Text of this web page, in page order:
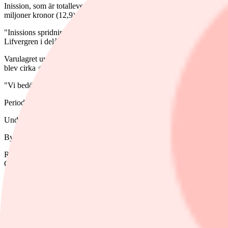
Inission, som är totalleverantör av elektroniska och mekaniska
miljoner kronor (12,9).
"Inissions spridning inom olika kundsegment har påvisat stabilitet
Lifvergren i delårsrapporten.
Varulagret under kvartalet minskade med 23 miljoner kronor och
blev cirka +1 procent.
"Vi bedömer att den organiska tillväxten är acceptabel med tanke
Periodens resultat blev 8,6 miljoner kronor (8,2), motsvarande 1:68
Under kvartalet genomförde Inission en riktad nyemission, vilket
Byggentreprenadföretag Byggpartner, listat på First North, hade en
Rörelseresultatet uppgick till 15,4 miljoner kronor (17,2) och
Orderingången uppgick till 764 miljoner kronor (539) och